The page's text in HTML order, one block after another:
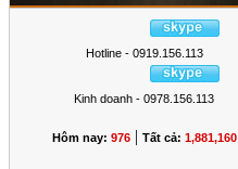
Hotline - 0919.156.113
Kinh doanh - 0978.156.113
Hôm nay: 976 | Tất cả: 1,881,160